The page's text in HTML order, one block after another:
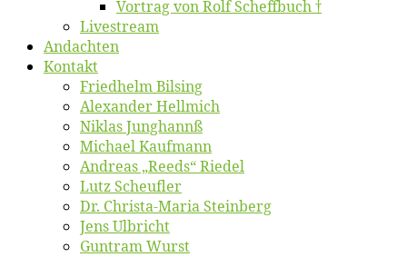
Vor­trag von Rolf Scheffbuch †
Live­stream
An­dach­ten
Kon­takt
Fried­helm Bilsing
Alex­an­der Hellmich
Ni­klas Junghannß
Mi­cha­el Kaufmann
An­dre­as „Reeds“ Riedel
Lutz Scheuf­ler
Dr. Chris­­ta-Ma­ria Steinberg
Jens Ulb­richt
Gun­tram Wurst